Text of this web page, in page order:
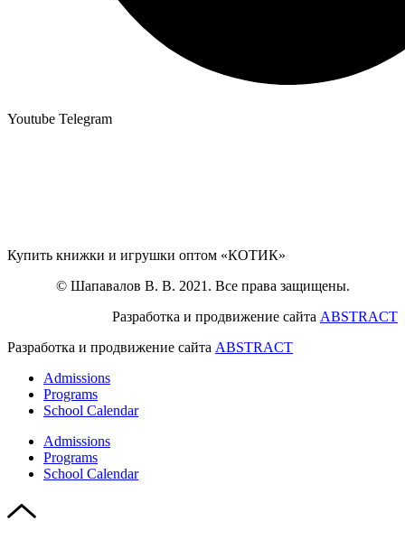
Youtube Telegram
Купить книжки и игрушки оптом «КОТИК»
© Шапавалов В. В. 2021. Все права защищены.
Разработка и продвижение сайта ABSTRACT
Разработка и продвижение сайта ABSTRACT
Admissions
Programs
School Calendar
Admissions
Programs
School Calendar